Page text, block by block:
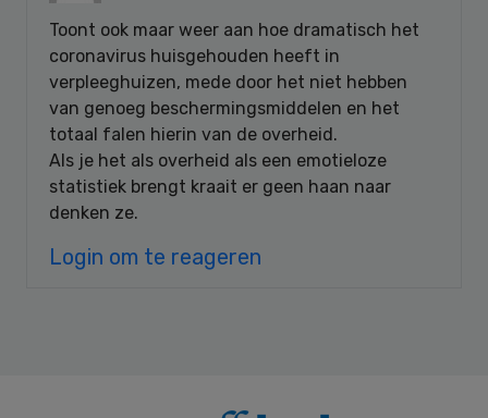
Toont ook maar weer aan hoe dramatisch het
coronavirus huisgehouden heeft in
verpleeghuizen, mede door het niet hebben
van genoeg beschermingsmiddelen en het
totaal falen hierin van de overheid.
Als je het als overheid als een emotieloze
statistiek brengt kraait er geen haan naar
denken ze.
Login om te reageren